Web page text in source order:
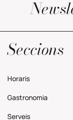
Seccions
Horaris
Gastronomia
Serveis